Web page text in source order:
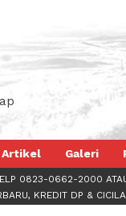
Artikel Galeri
0823-0662-2000
KREDIT DP &